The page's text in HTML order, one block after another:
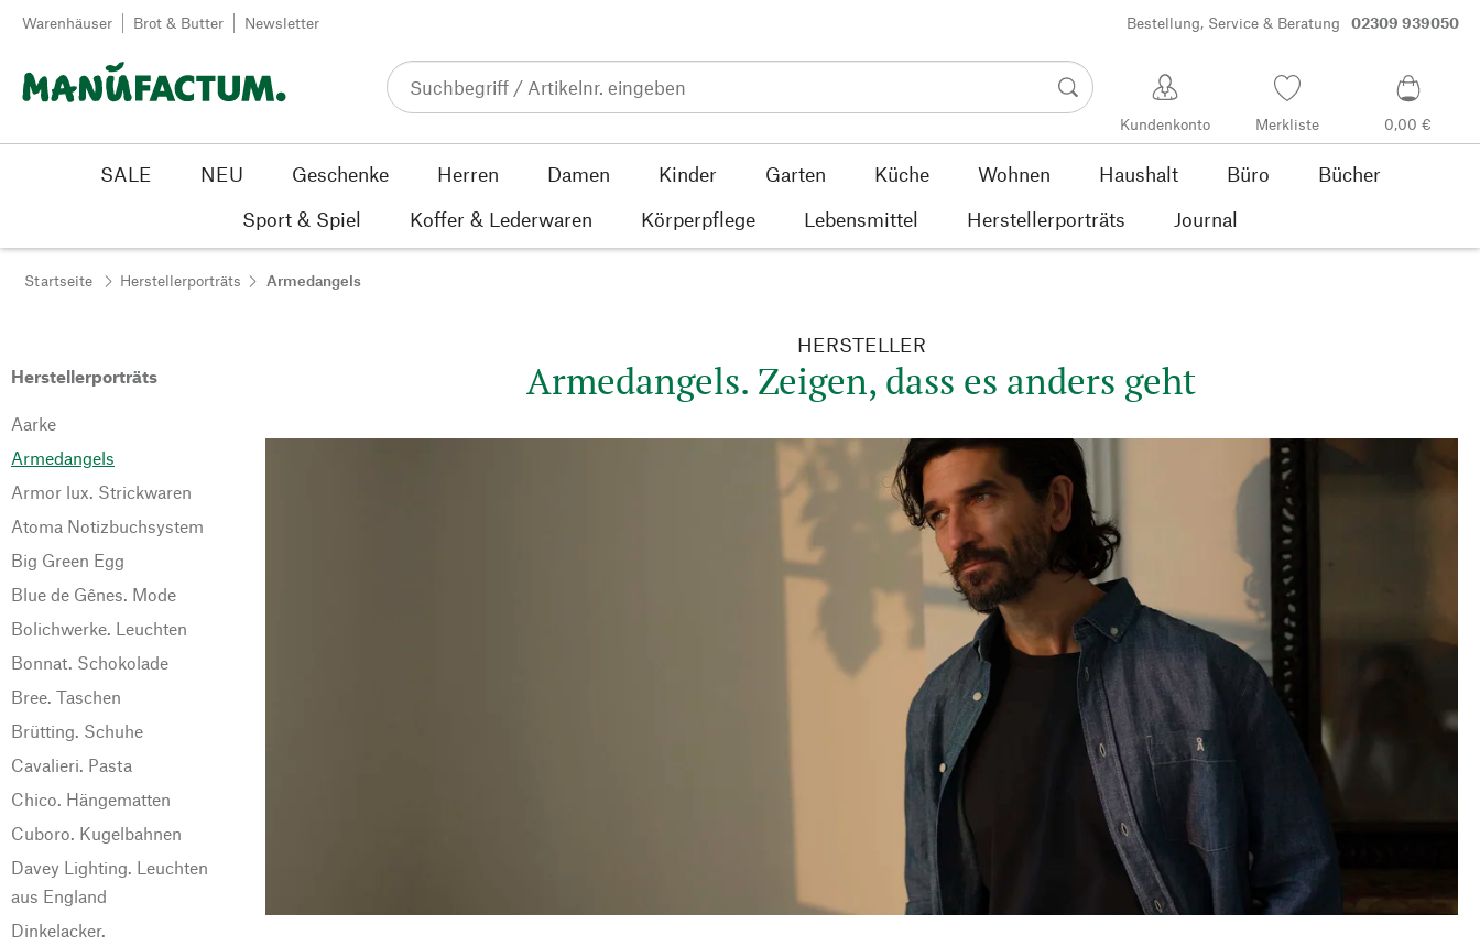
Zum Inhalt springen
Warenhäuser Brot & Butter Newsletter Bestellung, Service & Beratung 02309 939050
Kundenkonto Merkliste 0,00 €
SALE NEU Geschenke Herren Damen Kinder Garten Küche Wohnen Haushalt Büro
Bücher
Sport & Spiel
Koffer & Lederwaren Körperpflege Lebensmittel Herstellerporträts Journal
Startseite Herstellerporträts Armedangels
Herstellerporträts
Aarke
Armedangels
Armor lux. Strickwaren
Atoma Notizbuchsystem
Big Green Egg
Blue de Gênes. Mode
Bolichwerke. Leuchten
Bonnat. Schokolade
Bree. Taschen
Brütting. Schuhe
Cavalieri. Pasta
Chico. Hängematten
Cuboro. Kugelbahnen
Davey Lighting. Leuchten
aus England
Dinkelacker.
HERSTELLER
Armedangels. Zeigen, dass es anders geht